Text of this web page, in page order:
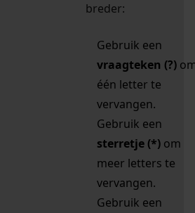
breder:
Gebruik een
vraagteken (?)
één letter te
vervangen.
Gebruik een
sterretje (*) om
meer letters te
vervangen.
Gebruik een